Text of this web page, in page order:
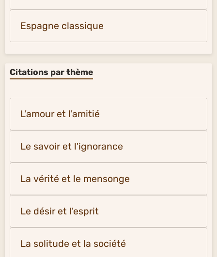
Espagne classique
Citations par thème
L'amour et l'amitié
Le savoir et l'ignorance
La vérité et le mensonge
Le désir et l'esprit
La solitude et la société